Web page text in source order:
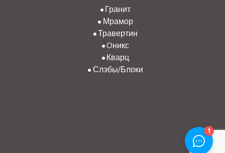
Гранит
Мрамор
Травертин
Oникс
Кварц
Слэбы/Блоки